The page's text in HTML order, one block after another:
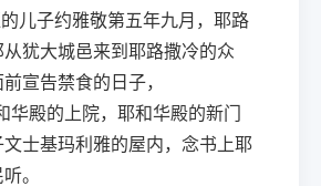
儿子约雅敬第五年九月，耶路
犹大城邑来到耶路撒冷的众
宣告禁食的日子，
华殿的上院，耶和华殿的新门
文士基玛利雅的屋内，念书上耶
。